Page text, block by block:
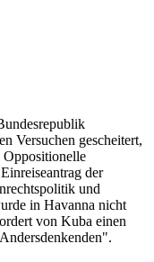
Versuchen gescheitert,
Oppositionelle
der
und
in Havanna nicht
von Kuba einen